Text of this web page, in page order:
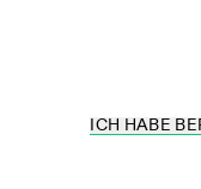
ICH HABE